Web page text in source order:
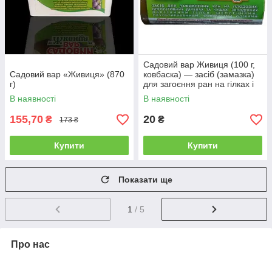
Садовий вар «Живиця» (870
г)
В наявності
155,70 ₴ 173 ₴
Купити
Садовий вар Живиця (100 г,
ковбаска) — засіб (замазка)
для загоєння ран на гілках і
корі дерев
В наявності
20 ₴
Купити
Показати ще
1 / 5
Про нас